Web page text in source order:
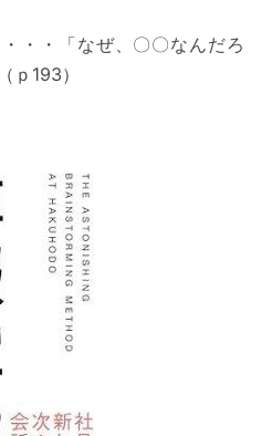
・・「なぜ、〇〇なんだろ
ｐ193）